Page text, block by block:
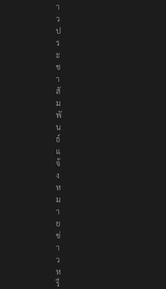
า
ว
ป
ร
ะ
ช
า
สั
ม
พั
น
ธ์
แ
จ้
ง
ห
ม
า
ย
ข่
า
ว
ห
รื